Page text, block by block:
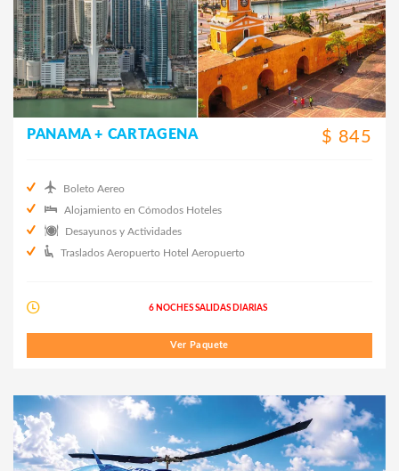
$ 845
PANAMA + CARTAGENA
Boleto Aereo
Alojamiento en Cómodos Hoteles
Desayunos y Actividades
Traslados Aeropuerto Hotel Aeropuerto
6 NOCHES SALIDAS DIARIAS
Ver Paquete